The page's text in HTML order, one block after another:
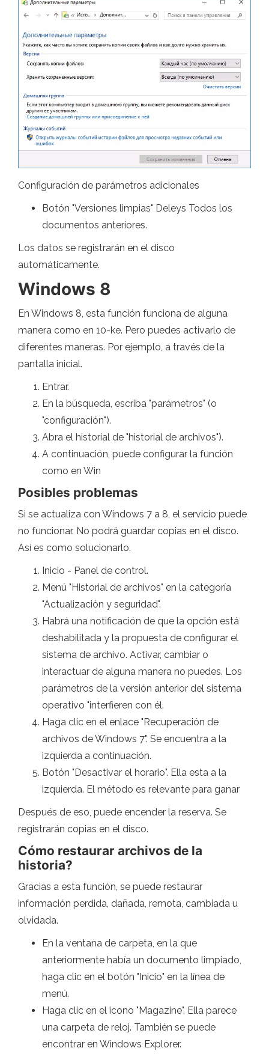
Configuración de parámetros adicionales
Botón "Versiones limpias" Deleys Todos los
documentos anteriores.
Los datos se registrarán en el disco
automáticamente.
Windows 8
En Windows 8, esta función funciona de alguna
manera como en 10-ke. Pero puedes activarlo de
diferentes maneras. Por ejemplo, a través de la
pantalla inicial.
Entrar.
En la búsqueda, escriba "parámetros" (o
"configuración").
Abra el historial de "historial de archivos").
A continuación, puede configurar la función
como en Win
Posibles problemas
Si se actualiza con Windows 7 a 8, el servicio puede
no funcionar. No podrá guardar copias en el disco.
Así es como solucionarlo.
Inicio - Panel de control.
Menú "Historial de archivos" en la categoría
"Actualización y seguridad".
Habrá una notificación de que la opción está
deshabilitada y la propuesta de configurar el
sistema de archivo. Activar, cambiar o
interactuar de alguna manera no puedes. Los
parámetros de la versión anterior del sistema
operativo "interfieren con él.
Haga clic en el enlace "Recuperación de
archivos de Windows 7". Se encuentra a la
izquierda a continuación.
Botón "Desactivar el horario". Ella esta a la
izquierda. El método es relevante para ganar
Después de eso, puede encender la reserva. Se
registrarán copias en el disco.
Cómo restaurar archivos de la
historia?
Gracias a esta función, se puede restaurar
información perdida, dañada, remota, cambiada u
olvidada.
En la ventana de carpeta, en la que
anteriormente había un documento limpiado,
haga clic en el botón "Inicio" en la línea de
menú.
Haga clic en el icono "Magazine". Ella parece
una carpeta de reloj. También se puede
encontrar en Windows Explorer.